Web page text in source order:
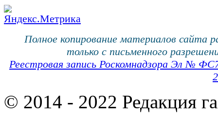
Полное копирование материалов сайта
только с письменного
Реестровая запись Роскомнадзора Эл №
© 2014 - 2022 Редакция